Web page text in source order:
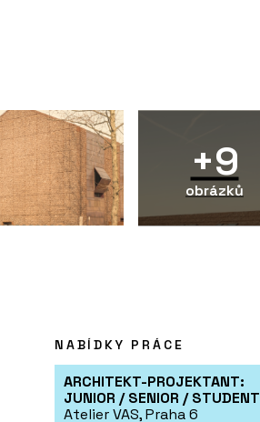
+9
obrázků
NABÍDKY PRÁCE
ARCHITEKT-PROJEKTANT:
JUNIOR / SENIOR / STUDENT
Atelier VAS, Praha 6